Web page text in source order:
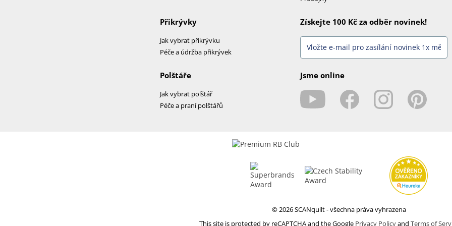
Přikrývky
Jak vybrat přikrývku
Péče a údržba přikrývek
Polštáře
Jak vybrat polštář
Péče a praní polštářů
Získejte 100 Kč za odběr novinek!
Jsme online
© 2026 SCANquilt - všechna práva vyhrazena
This site is protected by reCAPTCHA and the Google Privacy Policyand Terms of